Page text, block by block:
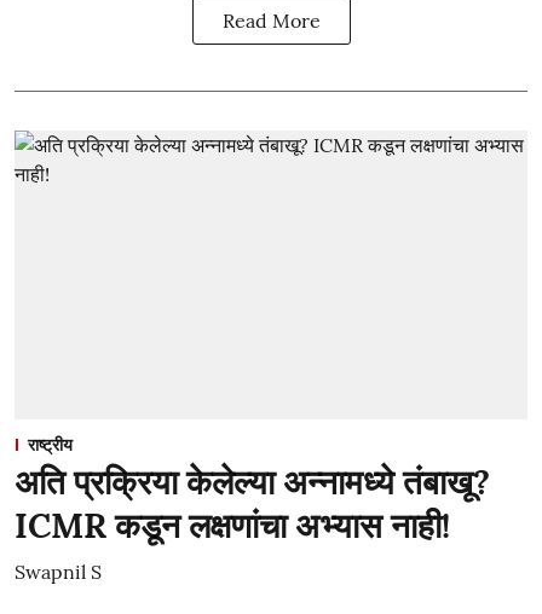
Read More
राष्ट्रीय
अति प्रक्रिया केलेल्या अन्नामध्ये तंबाखू?
ICMR कडून लक्षणांचा अभ्यास नाही!
Swapnil S